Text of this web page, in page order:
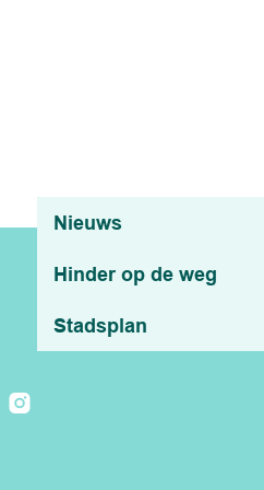
Nuttige links
Nieuws
Hinder op de weg
Stadsplan